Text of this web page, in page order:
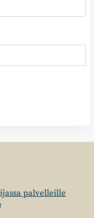
palvelleille